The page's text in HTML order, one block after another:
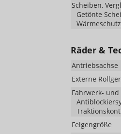
Scheiben,
Getönte
Räder &
Antriebsachse
Externe
Fahrwerk- und
Felgengröße